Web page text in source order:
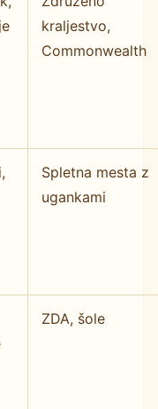
kraljestvo,
Commonwealth
Spletna mesta z
ugankami
ZDA, šole